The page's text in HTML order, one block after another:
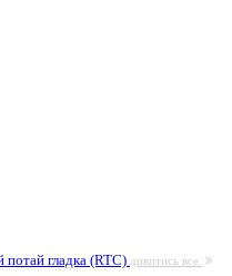
потай гладка (RTC) дивитись все